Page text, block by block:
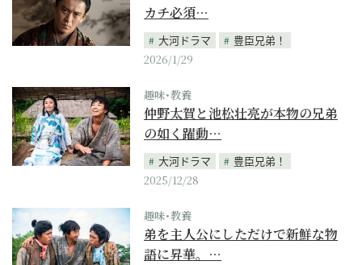
カチ必須…
大河ドラマ
豊臣兄弟！
2026/1/29
趣味･教養
仲野太賀と池松壮亮が本物の兄弟
の如く躍動…
大河ドラマ
豊臣兄弟！
2025/12/28
趣味･教養
弟を主人公にしただけで新鮮な物
語に昇華。…